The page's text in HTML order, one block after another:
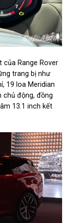
của Range Rover
trang bị như
19 loa Meridian
chủ động, đồng
13.1 inch kết